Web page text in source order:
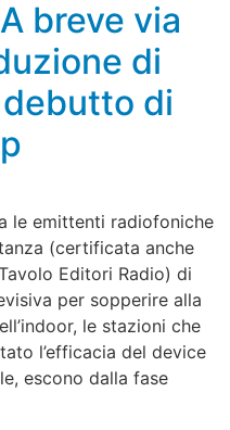
breve via
di
debutto di
le emittenti radiofoniche
(certificata anche
Editori Radio) di
per sopperire alla
le stazioni che
l’efficacia del device
escono dalla fase